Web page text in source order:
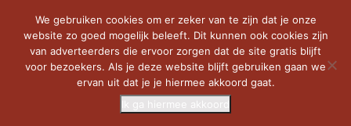
We gebruiken cookies om er zeker van te zijn dat je onze
website zo goed mogelijk beleeft. Dit kunnen ook cookies zijn
van adverteerders die ervoor zorgen dat de site gratis blijft
voor bezoekers. Als je deze website blijft gebruiken gaan we
ervan uit dat je je hiermee akkoord gaat.
Ik ga hiermee akkoord